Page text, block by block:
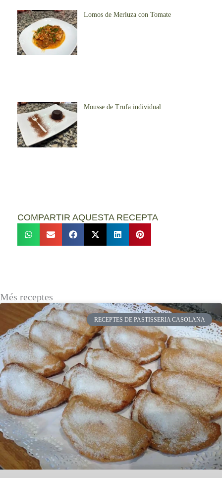
Lomos de Merluza con Tomate
Mousse de Trufa individual
COMPARTIR AQUESTA RECEPTA
Més receptes
RECEPTES DE PASTISSERIA CASOLANA